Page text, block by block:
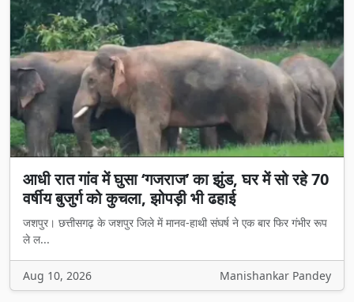
आधी रात गांव में घुसा ‘गजराज’ का झुंड, घर में सो रहे 70
वर्षीय बुजुर्ग को कुचला, झोपड़ी भी ढहाई
जशपुर। छत्तीसगढ़ के जशपुर जिले में मानव-हाथी संघर्ष ने एक बार फिर गंभीर रूप
ले ल...
Aug 10, 2026 Manishankar Pandey